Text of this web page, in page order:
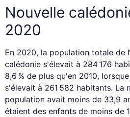
Nouvelle
2020
En 2020, la population totale de
calédonie s'élevait à 284 176
8,6 % de plus qu'en 2010,
s'élevait à 261 582 habitants. La
population avait moins de 33,9
étaient des enfants de moins de